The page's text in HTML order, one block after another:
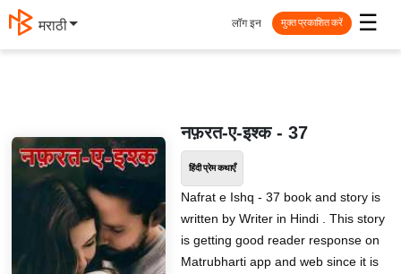
मराठी ☰
लॉग इन मुक्त प्रकाशित करें
नफ़रत-ए-इश्क - 37
हिंदी प्रेम कथाएँ
Nafrat e Ishq - 37 book and story is
written by Writer in Hindi . This story
is getting good reader response on
Matrubharti app and web since it is